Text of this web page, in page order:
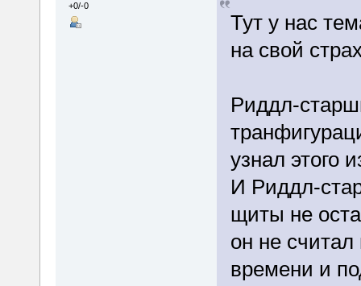
+0/-0
Тут у нас
на свой
Риддл-
узнал этого
И Риддл-
щиты не
он не
времени и